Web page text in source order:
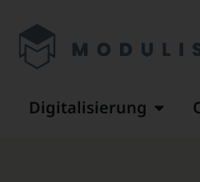
Digitalisierung